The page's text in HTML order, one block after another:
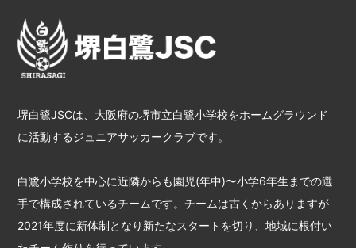
堺白鷺JSCは、大阪府の堺市立白鷺小学校をホームグラウンド
に活動するジュニアサッカークラブです。
白鷺小学校を中心に近隣からも園児(年中)〜小学6年生までの選
手で構成されているチームです。チームは古くからありますが
2021年度に新体制となり新たなスタートを切り、地域に根付い